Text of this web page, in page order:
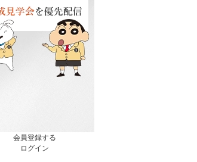
会員登録する
ログイン